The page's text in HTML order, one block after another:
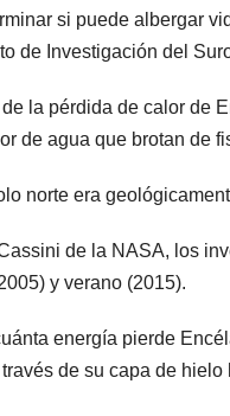
si puede albergar
de Investigación del
la pérdida de calor de
de agua que brotan de
norte era
de la NASA, los
y verano (2015).
energía pierde
de su capa de